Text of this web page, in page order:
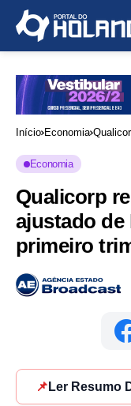
Início Economia
Economia
Qualicorp
ajustado de
primeiro
📌 Ler Resumo